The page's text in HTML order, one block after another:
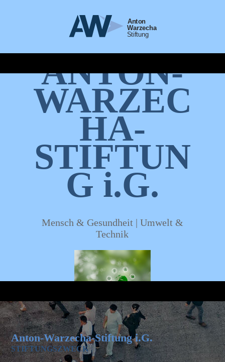
ANTON-
WARZEC
HA-
STIFTUN
G i.G.
Mensch & Gesundheit | Umwelt &
Technik
Anton-Warzecha-Stiftung i.G.
STIFTUNGSZWECK